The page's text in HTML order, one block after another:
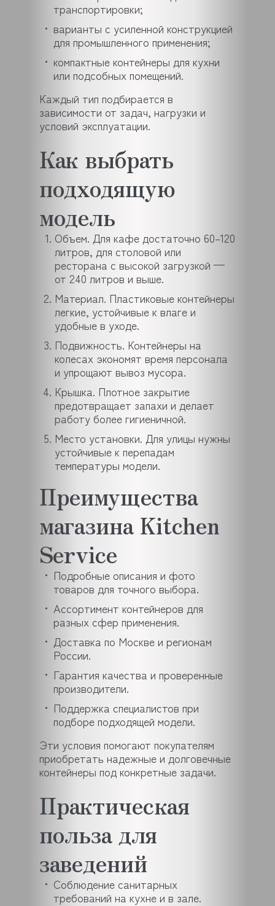
транспортировки;
варианты с усиленной конструкцией
для промышленного применения;
компактные контейнеры для кухни
или подсобных помещений.
Каждый тип подбирается в
зависимости от задач, нагрузки и
условий эксплуатации.
Как выбрать
подходящую
модель
Объем. Для кафе достаточно 60–120
литров, для столовой или
ресторана с высокой загрузкой —
от 240 литров и выше.
Материал. Пластиковые контейнеры
легкие, устойчивые к влаге и
удобные в уходе.
Подвижность. Контейнеры на
колесах экономят время персонала
и упрощают вывоз мусора.
Крышка. Плотное закрытие
предотвращает запахи и делает
работу более гигиеничной.
Место установки. Для улицы нужны
устойчивые к перепадам
температуры модели.
Преимущества
магазина Kitchen
Service
Подробные описания и фото
товаров для точного выбора.
Ассортимент контейнеров для
разных сфер применения.
Доставка по Москве и регионам
России.
Гарантия качества и проверенные
производители.
Поддержка специалистов при
подборе подходящей модели.
Эти условия помогают покупателям
приобретать надежные и долговечные
контейнеры под конкретные задачи.
Практическая
польза для
заведений
Соблюдение санитарных
требований на кухне и в зале.